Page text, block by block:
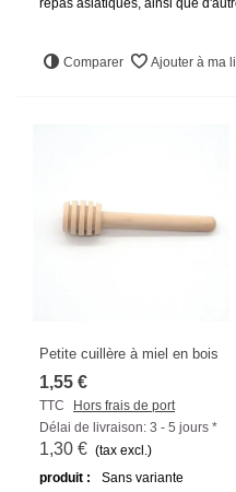
Comparer Ajouter à ma
Petite cuillère à miel en bois
1,55 €
TTC
Hors frais de port
Délai de livraison: 3 - 5 jours *
1,30 € (tax excl.)
produit :
Sans variante